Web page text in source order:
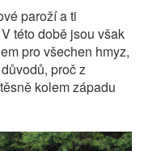
paroží a ti
této době jsou však
pro všechen hmyz,
proč z
kolem západu